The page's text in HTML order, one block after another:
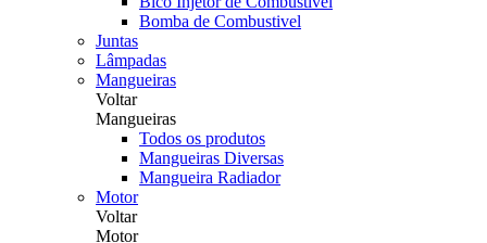
Bomba de Combustivel
Juntas
Lâmpadas
Mangueiras
Voltar
Mangueiras
Todos os produtos
Mangueiras Diversas
Mangueira Radiador
Motor
Voltar
Motor